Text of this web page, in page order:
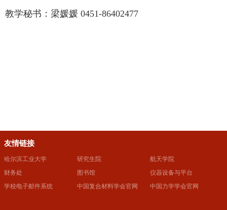
教学秘书：梁媛媛 0451-86402477
友情链接
哈尔滨工业大学 研究生院
航天学院
财务处
图书馆
仪器设备与平台
学校电子邮件系统
中国复合材料学会官网 中国力学学会官网